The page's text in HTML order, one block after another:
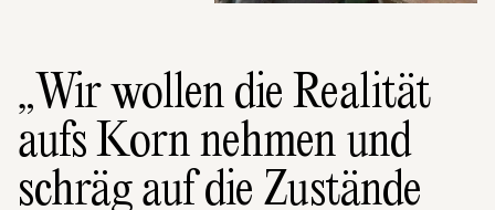
„Wir wollen die Realität
aufs Korn nehmen und
schräg auf die Zustände